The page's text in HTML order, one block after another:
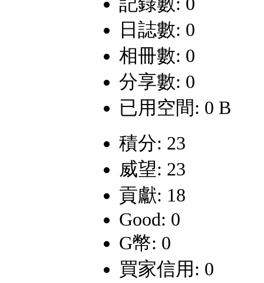
日誌數: 0
相冊數: 0
分享數: 0
已用空間: 0 B
積分: 23
威望: 23
貢獻: 18
Good: 0
G幣: 0
買家信用: 0